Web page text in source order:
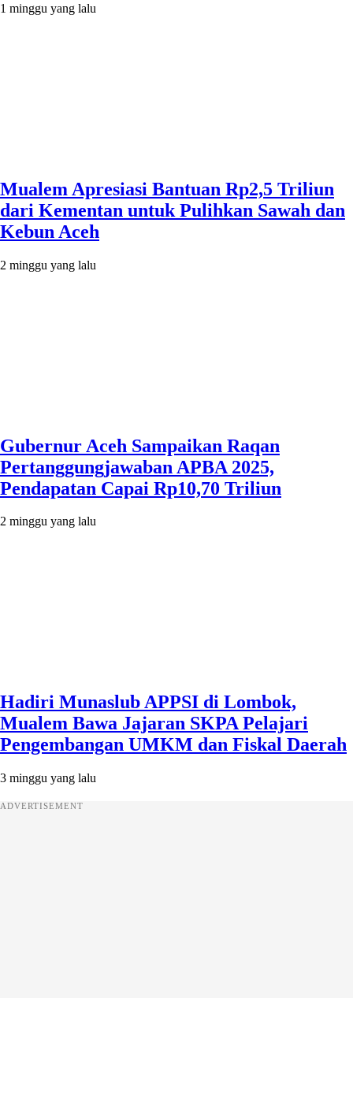
1 minggu yang lalu
Mualem Apresiasi Bantuan Rp2,5 Triliun
dari Kementan untuk Pulihkan Sawah dan
Kebun Aceh
2 minggu yang lalu
Gubernur Aceh Sampaikan Raqan
Pertanggungjawaban APBA 2025,
Pendapatan Capai Rp10,70 Triliun
2 minggu yang lalu
Hadiri Munaslub APPSI di Lombok,
Mualem Bawa Jajaran SKPA Pelajari
Pengembangan UMKM dan Fiskal Daerah
3 minggu yang lalu
ADVERTISEMENT